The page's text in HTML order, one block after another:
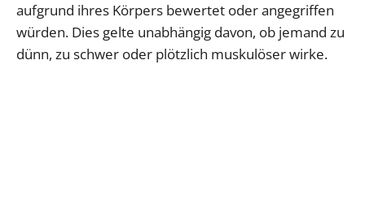
aufgrund ihres Körpers bewertet oder angegriffen
würden. Dies gelte unabhängig davon, ob jemand zu
dünn, zu schwer oder plötzlich muskulöser wirke.